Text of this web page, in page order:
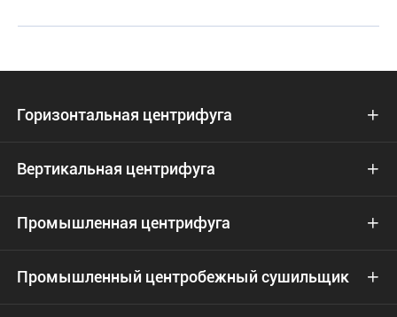
Горизонтальная центрифуга 
Вертикальная центрифуга 
Промышленная центрифуга 
Промышленный центробежный сушильщик 